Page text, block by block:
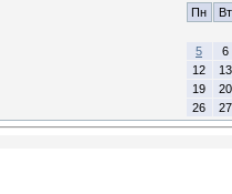
Пн Вт
5
6
12
13
19
20
26
27